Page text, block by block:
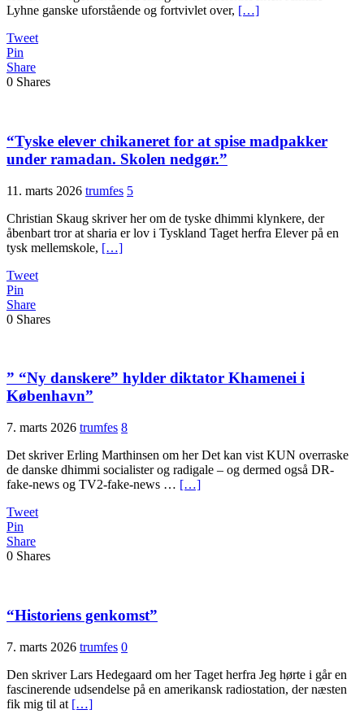
Lyhne ganske uforstående og fortvivlet over, […]
Tweet
Pin
Share
0 Shares
“Tyske elever chikaneret for at spise madpakker
under ramadan. Skolen nedgør.”
11. marts 2026 trumfes 5
Christian Skaug skriver her om de tyske dhimmi klynkere, der
åbenbart tror at sharia er lov i Tyskland Taget herfra Elever på en
tysk mellemskole, […]
Tweet
Pin
Share
0 Shares
” “Ny danskere” hylder diktator Khamenei i
København”
7. marts 2026 trumfes 8
Det skriver Erling Marthinsen om her Det kan vist KUN overraske
de danske dhimmi socialister og radigale – og dermed også DR-
fake-news og TV2-fake-news … […]
Tweet
Pin
Share
0 Shares
“Historiens genkomst”
7. marts 2026 trumfes 0
Den skriver Lars Hedegaard om her Taget herfra Jeg hørte i går en
fascinerende udsendelse på en amerikansk radiostation, der næsten
fik mig til at […]